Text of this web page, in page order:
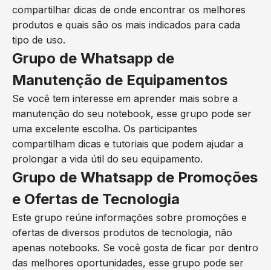
compartilhar dicas de onde encontrar os melhores
produtos e quais são os mais indicados para cada
tipo de uso.
Grupo de Whatsapp de
Manutenção de Equipamentos
Se você tem interesse em aprender mais sobre a
manutenção do seu notebook, esse grupo pode ser
uma excelente escolha. Os participantes
compartilham dicas e tutoriais que podem ajudar a
prolongar a vida útil do seu equipamento.
Grupo de Whatsapp de Promoções
e Ofertas de Tecnologia
Este grupo reúne informações sobre promoções e
ofertas de diversos produtos de tecnologia, não
apenas notebooks. Se você gosta de ficar por dentro
das melhores oportunidades, esse grupo pode ser